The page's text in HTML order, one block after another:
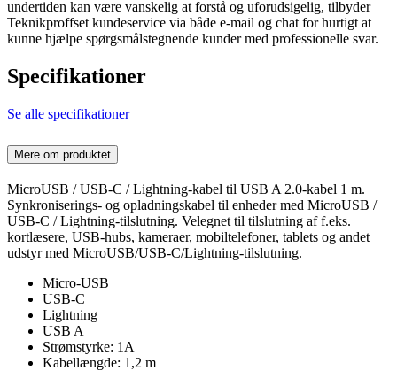
undertiden kan være vanskelig at forstå og uforudsigelig, tilbyder
Teknikproffset kundeservice via både e-mail og chat for hurtigt at
kunne hjælpe spørgsmålstegnende kunder med professionelle svar.
Specifikationer
Se alle specifikationer
Mere om produktet
MicroUSB / USB-C / Lightning-kabel til USB A 2.0-kabel 1 m.
Synkroniserings- og opladningskabel til enheder med MicroUSB /
USB-C / Lightning-tilslutning. Velegnet til tilslutning af f.eks.
kortlæsere, USB-hubs, kameraer, mobiltelefoner, tablets og andet
udstyr med MicroUSB/USB-C/Lightning-tilslutning.
Micro-USB
USB-C
Lightning
USB A
Strømstyrke: 1A
Kabellængde: 1,2 m